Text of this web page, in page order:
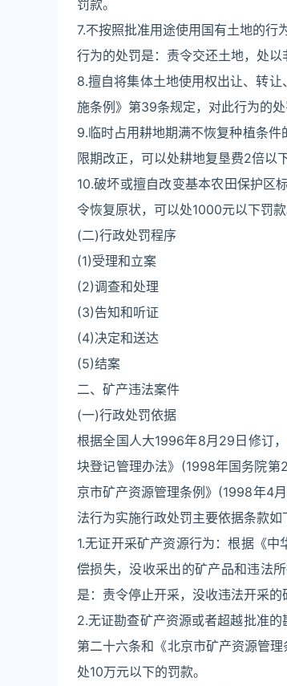
罚款。
7.不按照批准用途使用国有土地的
行为的处罚是：责令交还土地，处以
8.擅自将集体土地使用权出让、转
施条例》第39条规定，对此行为的
9.临时占用耕地期满不恢复种植条
限期改正，可以处耕地复垦费2倍以下
10.破坏或擅自改变基本农田保护区
令恢复原状，可以处1000元以下罚款
(二)行政处罚程序
(1)受理和立案
(2)调查和处理
(3)告知和听证
(4)决定和送达
(5)结案
二、矿产违法案件
(一)行政处罚依据
根据全国人大1996年8月29日修订
块登记管理办法》(1998年国务院
京市矿产资源管理条例》(1998年4
法行为实施行政处罚主要依据条款如
1.无证开采矿产资源行为：根据《
偿损失，没收采出的矿产品和违法
是：责令停止开采，没收违法开采的
2.无证勘查矿产资源或者超越批准
第二十六条和《北京市矿产资源管
处10万元以下的罚款。